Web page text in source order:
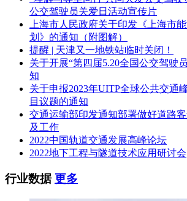
公交驾驶员关爱日活动宣传片
上海市人民政府关于印发《上海市
划》的通知（附图解）
提醒 | 天津又一地铁站临时关闭！
关于开展“第四届5.20全国公交驾驶
知
关于申报2023年UITP全球公共交通
目议题的通知
交通运输部印发通知部署做好道路
及工作
2022中国轨道交通发展高峰论坛
2022地下工程与隧道技术应用研讨会
行业数据更多